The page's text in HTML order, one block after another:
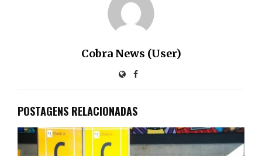
Cobra News (User)
POSTAGENS RELACIONADAS